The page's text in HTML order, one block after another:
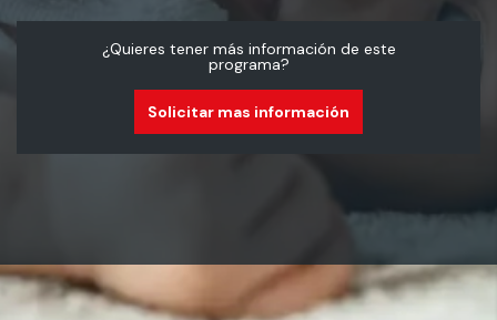
¿Quieres tener más información de este
programa?
Solicitar mas información